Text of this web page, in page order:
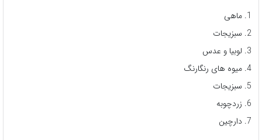
ماهی
سبزیجات
لوبیا و عدس
میوه های رنگارنگ
سبزیجات
زردچوبه
دارچین